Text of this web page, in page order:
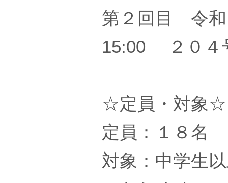
第２回目 令
15:00 ２０４
☆定員・対象☆
定員：１８名
対象：中学生